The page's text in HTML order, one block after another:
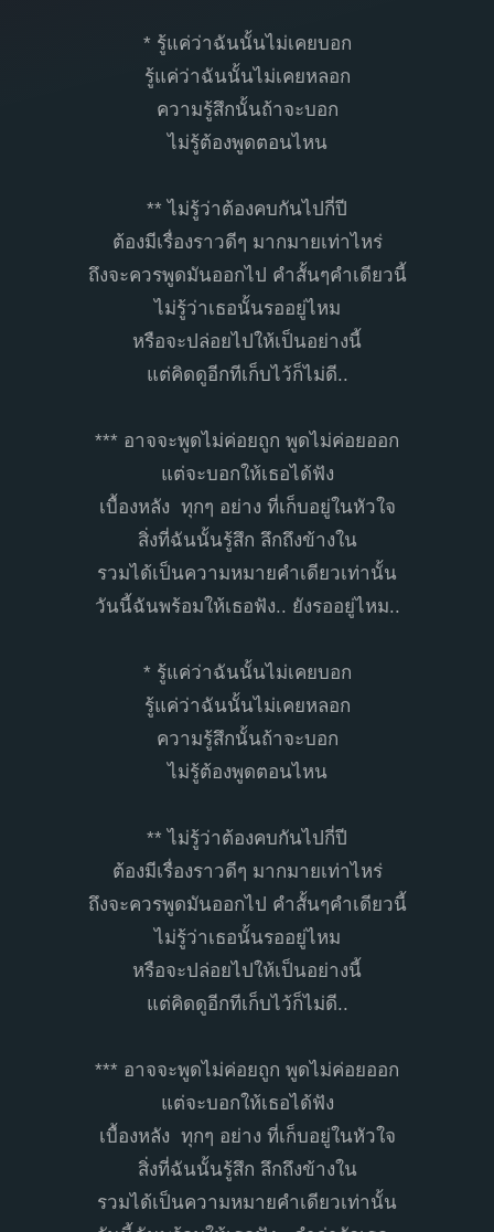
* รู้แค่ว่าฉันนั้นไม่เคยบอก
รู้แค่ว่าฉันนั้นไม่เคยหลอก
ความรู้สึกนั้นถ้าจะบอก
ไม่รู้ต้องพูดตอนไหน
** ไม่รู้ว่าต้องคบกันไปกี่ปี
ต้องมีเรื่องราวดีๆ มากมายเท่าไหร่
ถึงจะควรพูดมันออกไป คำสั้นๆคำเดียวนี้
ไม่รู้ว่าเธอนั้นรออยู่ไหม
หรือจะปล่อยไปให้เป็นอย่างนี้
แต่คิดดูอีกทีเก็บไว้ก็ไม่ดี..
*** อาจจะพูดไม่ค่อยถูก พูดไม่ค่อยออก
แต่จะบอกให้เธอได้ฟัง
เบื้องหลัง ทุกๆ อย่าง ที่เก็บอยู่ในหัวใจ
สิ่งที่ฉันนั้นรู้สึก ลึกถึงข้างใน
รวมได้เป็นความหมายคำเดียวเท่านั้น
วันนี้ฉันพร้อมให้เธอฟัง.. ยังรออยู่ไหม..
* รู้แค่ว่าฉันนั้นไม่เคยบอก
รู้แค่ว่าฉันนั้นไม่เคยหลอก
ความรู้สึกนั้นถ้าจะบอก
ไม่รู้ต้องพูดตอนไหน
** ไม่รู้ว่าต้องคบกันไปกี่ปี
ต้องมีเรื่องราวดีๆ มากมายเท่าไหร่
ถึงจะควรพูดมันออกไป คำสั้นๆคำเดียวนี้
ไม่รู้ว่าเธอนั้นรออยู่ไหม
หรือจะปล่อยไปให้เป็นอย่างนี้
แต่คิดดูอีกทีเก็บไว้ก็ไม่ดี..
*** อาจจะพูดไม่ค่อยถูก พูดไม่ค่อยออก
แต่จะบอกให้เธอได้ฟัง
เบื้องหลัง ทุกๆ อย่าง ที่เก็บอยู่ในหัวใจ
สิ่งที่ฉันนั้นรู้สึก ลึกถึงข้างใน
รวมได้เป็นความหมายคำเดียวเท่านั้น